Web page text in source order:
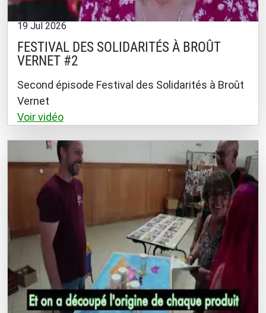
19 Jul 2026
FESTIVAL DES SOLIDARITÉS À BROÛT
VERNET #2
Second épisode Festival des Solidarités à Broût
Vernet
Voir vidéo